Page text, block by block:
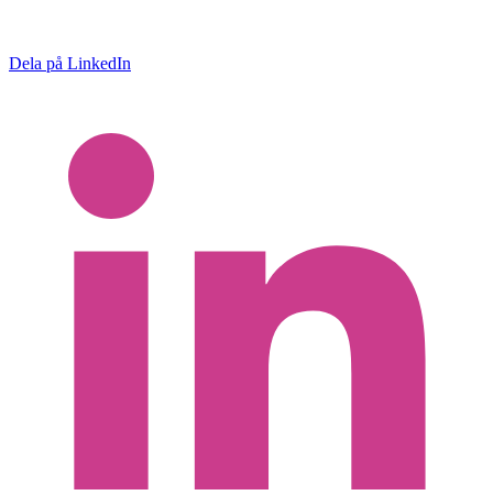
Dela på LinkedIn